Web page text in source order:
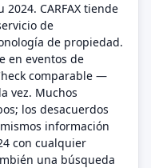
CARFAX tiende
de
de propiedad.
en eventos de
comparable —
vez. Muchos
los desacuerdos
información
con cualquier
una búsqueda